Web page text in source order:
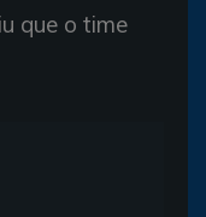
que o time